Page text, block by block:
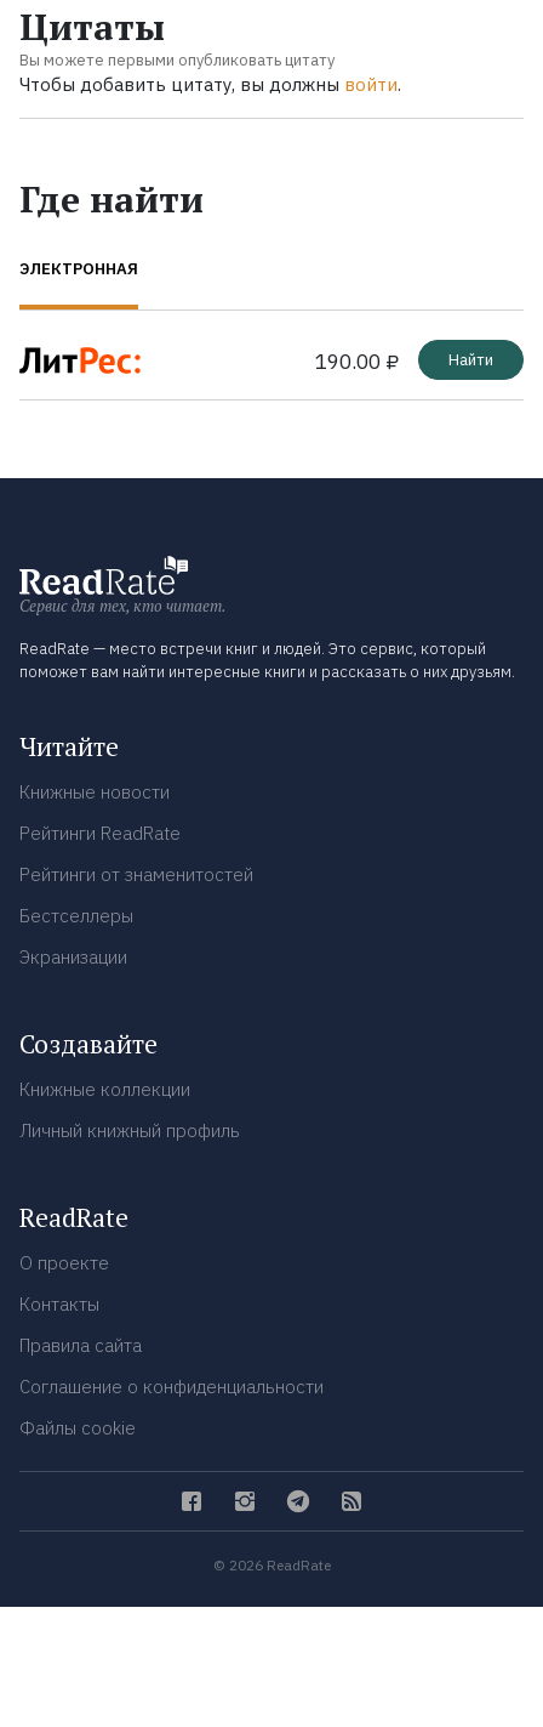
Цитаты
Вы можете первыми опубликовать цитату
Чтобы добавить цитату, вы должны войти.
Где найти
ЭЛЕКТРОННАЯ
190.00 ₽ Найти
Сервис для тех, кто читает.
ReadRate — место встречи книг и людей. Это сервис, который
поможет вам найти интересные книги и рассказать о них друзьям.
Читайте
Книжные новости
Рейтинги ReadRate
Рейтинги от знаменитостей
Бестселлеры
Экранизации
Создавайте
Книжные коллекции
Личный книжный профиль
ReadRate
О проекте
Контакты
Правила сайта
Соглашение о конфиденциальности
Файлы cookie
© 2026 ReadRate